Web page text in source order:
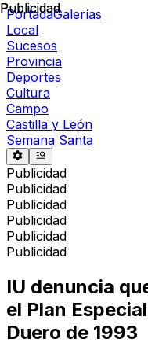
PortadaGalerías
Local
Sucesos
Provincia
Deportes
Cultura
Campo
Castilla y León
Semana Santa
Publicidad
Publicidad
Publicidad
Publicidad
Publicidad
Publicidad
Publicidad
IU denuncia
el Plan
Duero de 1993
Publicidad